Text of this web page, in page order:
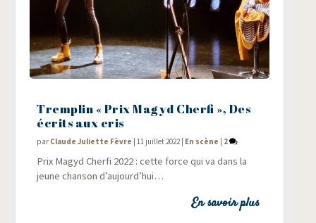
Tremplin « Prix Magyd Cherfi », Des
écrits aux cris
par Claude Juliette Fèvre | 11 juillet 2022 | En scène | 2
Prix Magyd Cher­fi 2022 : cette force qui va dans la
jeune chan­son d’aujourd’hui…
En savoir plus